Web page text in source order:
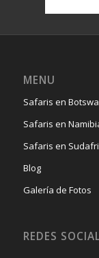
MENU
Safaris en
Safaris en
Safaris en
Blog
Galería de Fotos
REDES